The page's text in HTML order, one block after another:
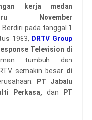
kerja medan
November
Berdiri pada tanggal 1
1983, DRTV Group
Television di
tumbuh dan
semakin besar di
PT Jabalu
Perkasa, dan
PT